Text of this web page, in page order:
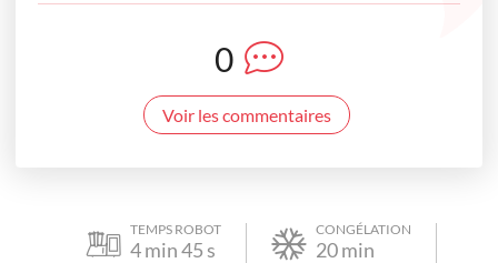
0
Voir les commentaires
TEMPS ROBOT
4min45 s
CONGÉLATION
20min